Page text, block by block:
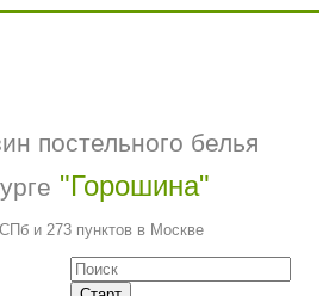
постельного белья
"Горошина"
и 273 пунктов в Москве